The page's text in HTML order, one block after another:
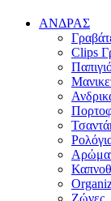
ΑΝΔΡΑΣ
Clips